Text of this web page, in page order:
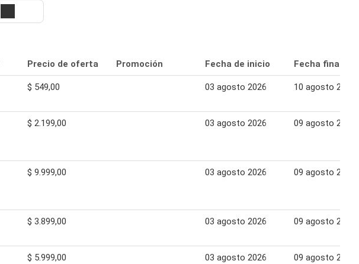
Precio de oferta Promoción Fecha de inicio Fecha final
$ 549,00 03 agosto 2026 10 agosto 2026
$ 2.199,00 03 agosto 2026 09 agosto 2026
$ 9.999,00 03 agosto 2026 09 agosto 2026
$ 3.899,00 03 agosto 2026 09 agosto 2026
$ 5.999,00 03 agosto 2026 09 agosto 2026